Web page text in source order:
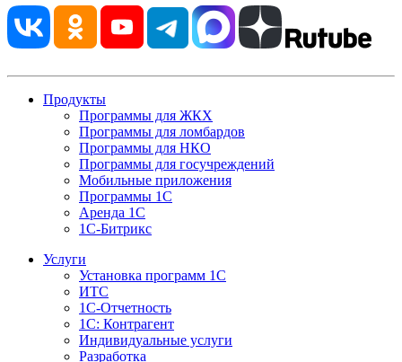
Продукты
Программы для ЖКХ
Программы для ломбардов
Программы для НКО
Программы для госучреждений
Мобильные приложения
Программы 1С
Аренда 1С
1С-Битрикс
Услуги
Установка программ 1С
ИТС
1С-Отчетность
1С: Контрагент
Индивидуальные услуги
Разработка